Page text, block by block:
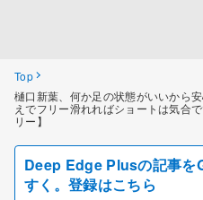
Top
樋口新葉、何か足の状態がいいから
えでフリー滑れればショートは気合
リー】
Deep Edge Plusの記事を
すく。登録はこちら